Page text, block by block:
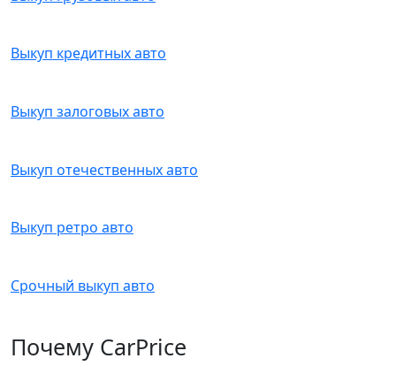
Выкуп кредитных авто
Выкуп залоговых авто
Выкуп отечественных авто
Выкуп ретро авто
Срочный выкуп авто
Почему CarPrice